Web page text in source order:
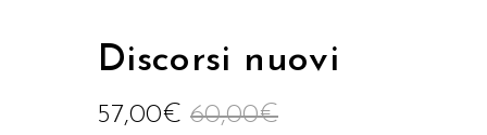
Discorsi nuovi
60,00€
57,00€